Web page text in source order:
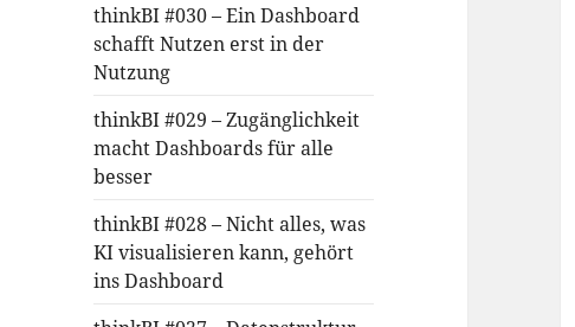
thinkBI #030 – Ein Dashboard
schafft Nutzen erst in der
Nutzung
thinkBI #029 – Zugänglichkeit
macht Dashboards für alle
besser
thinkBI #028 – Nicht alles, was
KI visualisieren kann, gehört
ins Dashboard